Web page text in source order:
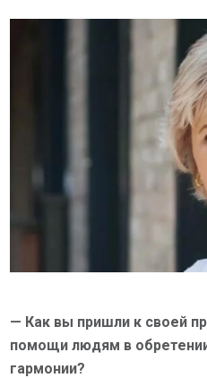
— Как вы пришли к своей
помощи людям в
гармонии?